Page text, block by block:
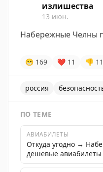
излишества
13 июн.
Набережные Челны
😁 169 ❤ 11 👎 11
россия
ПО ТЕМЕ
АВИАБИЛЕТЫ
Откуда угодно →
дешевые